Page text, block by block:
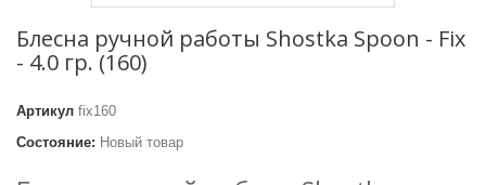
Блесна ручной работы Shostka Spoon - Fix
- 4.0 гр. (160)
Артикул fix160
Состояние: Новый товар